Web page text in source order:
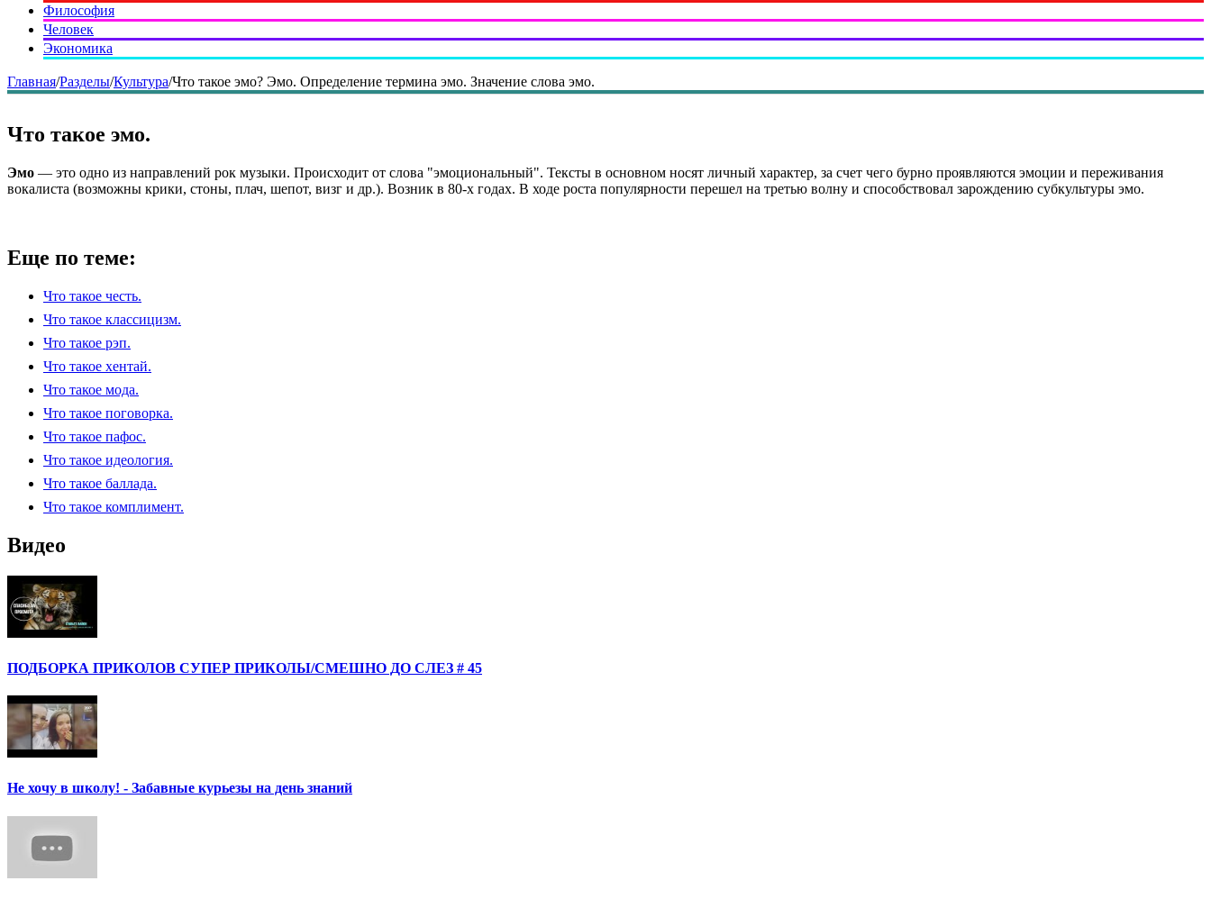
Философия
Человек
Экономика
Главная/Разделы/Культура/Что такое эмо? Эмо. Определение термина эмо. Значение слова эмо.
Что такое эмо.
Эмо — это одно из направлений рок музыки. Происходит от слова "эмоциональный". Тексты в основном носят личный характер, за счет чего бурно проявляются эмоции и переживания
вокалиста (возможны крики, стоны, плач, шепот, визг и др.). Возник в 80-х годах. В ходе роста популярности перешел на третью волну и способствовал зарождению субкультуры эмо.
Еще по теме:
Что такое честь.
Что такое классицизм.
Что такое рэп.
Что такое хентай.
Что такое мода.
Что такое поговорка.
Что такое пафос.
Что такое идеология.
Что такое баллада.
Что такое комплимент.
Видео
ПОДБОРКА ПРИКОЛОВ СУПЕР ПРИКОЛЫ/СМЕШНО ДО СЛЕЗ # 45
Не хочу в школу! - Забавные курьезы на день знаний